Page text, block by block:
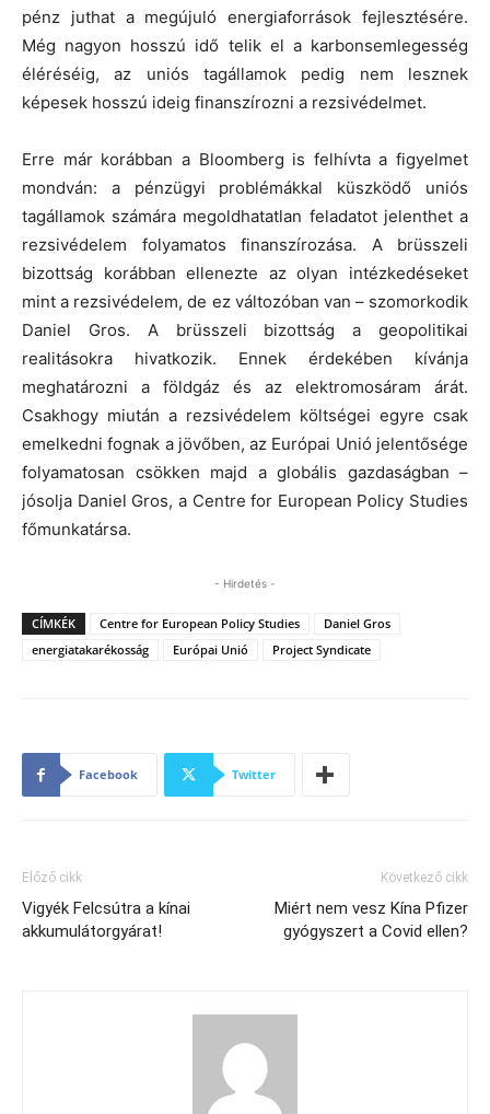
pénz juthat a megújuló energiaforrások fejlesztésére.
Még nagyon hosszú idő telik el a karbonsemlegesség
éléréséig, az uniós tagállamok pedig nem lesznek
képesek hosszú ideig finanszírozni a rezsivédelmet.
Erre már korábban a Bloomberg is felhívta a figyelmet
mondván: a pénzügyi problémákkal küszködő uniós
tagállamok számára megoldhatatlan feladatot jelenthet a
rezsivédelem folyamatos finanszírozása. A brüsszeli
bizottság korábban ellenezte az olyan intézkedéseket
mint a rezsivédelem, de ez változóban van – szomorkodik
Daniel Gros. A brüsszeli bizottság a geopolitikai
realitásokra hivatkozik. Ennek érdekében kívánja
meghatározni a földgáz és az elektromosáram árát.
Csakhogy miután a rezsivédelem költségei egyre csak
emelkedni fognak a jövőben, az Európai Unió jelentősége
folyamatosan csökken majd a globális gazdaságban –
jósolja Daniel Gros, a Centre for European Policy Studies
főmunkatársa.
- Hirdetés -
CÍMKÉK Centre for European Policy Studies
Daniel Gros
energiatakarékosság
Európai Unió Project Syndicate
Facebook Twitter
Előző cikk
Vigyék Felcsútra a kínai
akkumulátorgyárat!
Következő cikk
Miért nem vesz Kína Pfizer
gyógyszert a Covid ellen?